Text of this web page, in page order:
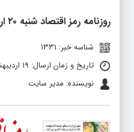
روزنامه رمز اقتصاد شنبه ۲۰ اردیبهشت ۱۴۰۴
شناسه خبر: 1331
تاریخ و زمان ارسال: 19 اردیبهشت 1404 ساعت 20:15
نویسنده: مدیر سایت